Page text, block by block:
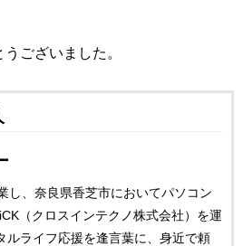
ございました。
し、奈良県香芝市においてパソコン
（クロスインテクノ株式会社）を運
ルライフ応援を逢言葉に、身近で頼